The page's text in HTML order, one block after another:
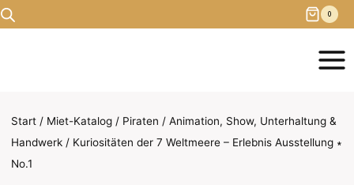
Zum
0
Start / Miet-Katalog / Piraten / Animation, Show, Unterhaltung &
Handwerk / Kuriositäten der 7 Weltmeere – Erlebnis Ausstellung ∗
No.1